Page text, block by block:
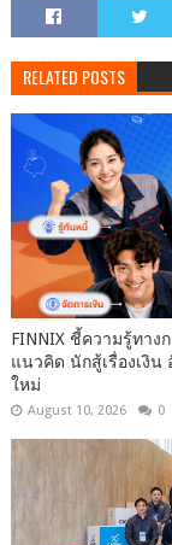
RELATED POSTS
FINNIX ชี้ความรู้ทาง
แนวคิด นักสู้เรื่องเงิน
ใหม่
August 10, 2026 0